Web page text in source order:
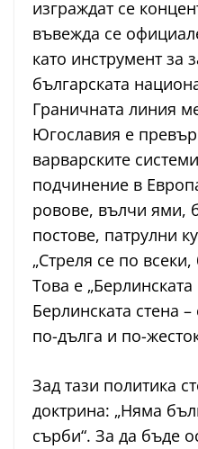
изграждат се
въвежда се
като инструмент за
българската
Граничната линия
Югославия е
варварските
подчинение в
ровове, вълчи ями,
постове, патрулни
„Стреля се по
Това е „Берлинската
Берлинската стена
по-дълга и по-
Зад тази политика
доктрина: „Няма
сърби“. За да бъде